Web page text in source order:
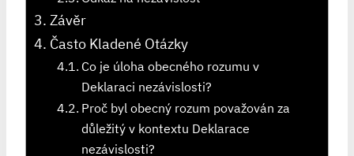
Závěr
Často Kladené Otázky
Co je úloha obecného rozumu v
Deklaraci nezávislosti?
Proč byl obecný rozum považován za
důležitý v kontextu Deklarace
nezávislosti?